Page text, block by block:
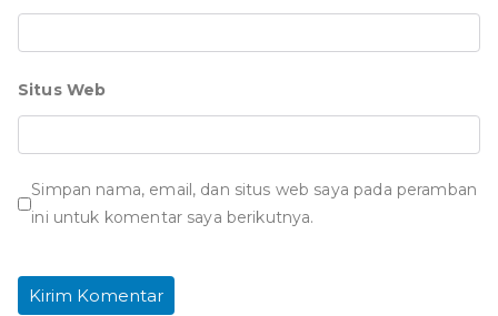
Situs Web
Simpan nama, email, dan situs web saya pada peramban
ini untuk komentar saya berikutnya.